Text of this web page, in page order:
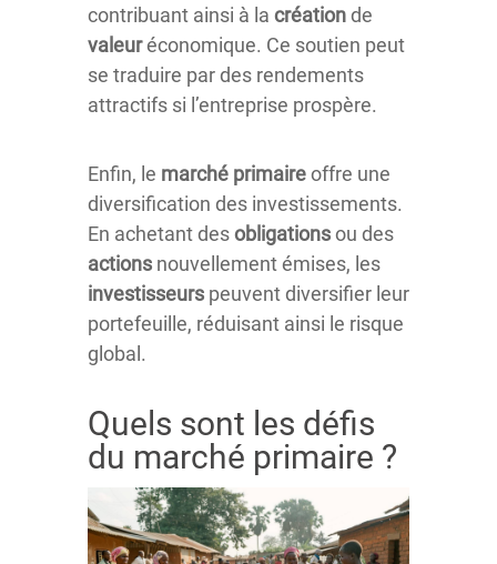
contribuant ainsi à la création de
valeuréconomique. Ce soutien peut
se traduire par des rendements
attractifs si l’entreprise prospère.
Enfin, le marché primaireoffre une
diversification des investissements.
En achetant desobligationsou des
actions nouvellement émises, les
investisseurs peuvent diversifier leur
portefeuille, réduisant ainsi le risque
global.
Quels sont les défis
du marché primaire ?